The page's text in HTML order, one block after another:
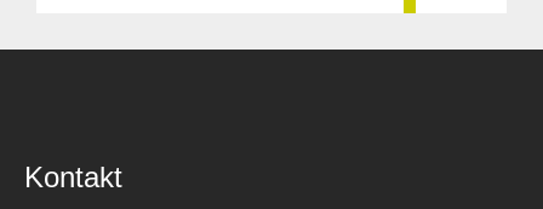
Kontakt